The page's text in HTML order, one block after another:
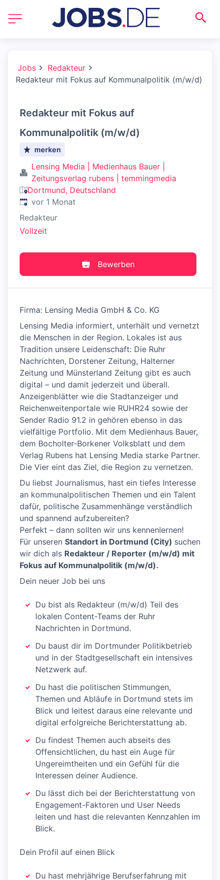
Jobs
Redakteur
Redakteur mit Fokus auf Kommunalpolitik (m/w/d)
Redakteur mit Fokus auf
Kommunalpolitik (m/w/d)
merken
Lensing Media | Medienhaus Bauer |
Zeitungsverlag rubens | temmingmedia
Dortmund, Deutschland
Veröffentlicht:
vor 1 Monat
Redakteur
Vollzeit
Bewerben
Firma: Lensing Media GmbH & Co. KG
Lensing Media informiert, unterhält und vernetzt
die Menschen in der Region. Lokales ist aus
Tradition unsere Leidenschaft: Die Ruhr
Nachrichten, Dorstener Zeitung, Halterner
Zeitung und Münsterland Zeitung gibt es auch
digital – und damit jederzeit und überall.
Anzeigenblätter wie die Stadtanzeiger und
Reichenweitenportale wie RUHR24 sowie der
Sender Radio 91.2 in gehören ebenso in das
vielfältige Portfolio. Mit dem Medienhaus Bauer,
dem Bocholter-Borkener Volksblatt und dem
Verlag Rubens hat Lensing Media starke Partner.
Die Vier eint das Ziel, die Region zu vernetzen.
Du liebst Journalismus, hast ein tiefes Interesse
an kommunalpolitischen Themen und ein Talent
dafür, politische Zusammenhänge verständlich
und spannend aufzubereiten?
Perfekt – dann sollten wir uns kennenlernen!
Für unseren Standort in Dortmund (City) suchen
wir dich als Redakteur / Reporter (m/w/d) mit
Fokus auf Kommunalpolitik (m/w/d).
Dein neuer Job bei uns
Du bist als Redakteur (m/w/d) Teil des
lokalen Content-Teams der Ruhr
Nachrichten in Dortmund.
Du baust dir im Dortmunder Politikbetrieb
und in der Stadtgesellschaft ein intensives
Netzwerk auf.
Du hast die politischen Stimmungen,
Themen und Abläufe in Dortmund stets im
Blick und leitest daraus eine relevante und
digital erfolgreiche Berichterstattung ab.
Du findest Themen auch abseits des
Offensichtlichen, du hast ein Auge für
Ungereimtheiten und ein Gefühl für die
Interessen deiner Audience.
Du lässt dich bei der Berichterstattung von
Engagement-Faktoren und User Needs
leiten und hast die relevanten Kennzahlen im
Blick.
Dein Profil auf einen Blick
Du hast mehrjährige Berufserfahrung mit